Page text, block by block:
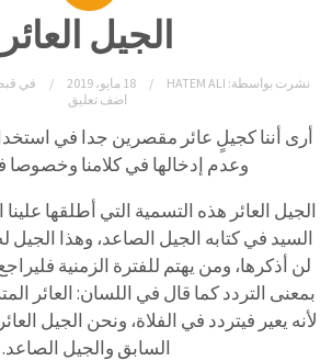
الجيل العائر
نشرت بواسطة: HATEM ALI 18 مايو، 2019 في
اضف تعليق
أرى أننا كجيلٍ عائر مقصرين جدا في
وعدم إدخالها في كلامنا وخصوصا
الجيل العائر هذه التسمية التي أطلقها
السيد في كتابه الجيل الصاعد، وهذا الجيل
لن أذكرها، ومن يهتم للفترة الزمنية
بمعنى التردد كما قال في اللسان: العائر
لأنه يعير فيتردد في الفلاة، ونحن الجيل
السابق والجيل الصاعد.